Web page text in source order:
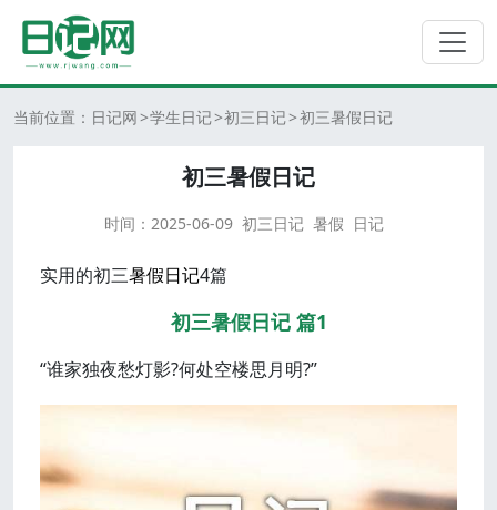
当前位置： 日记网 学生日记 初三日记 初三暑假日记
初三暑假日记
时间： 2025-06-09 初三日记 暑假 日记
实用的初三暑假日记4篇
初三暑假日记 篇1
“谁家独夜愁灯影?何处空楼思月明?”